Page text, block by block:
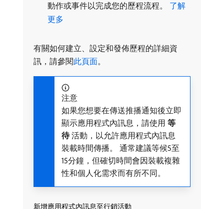
動作或事件以完成您的歷程流程。 了解
更多
有關如何建立、設定和發佈歷程的詳細資
訊，請參閱此頁面。
注意
如果您想要在傳送推播通知後立即
顯示應用程式內訊息，請使用​ 等
待​活動，以允許應用程式內訊息
裝載時間傳播。 通常建議等候5至
15分鐘，但確切時間會因裝載複雜
性和個人化需求而有所不同。
新增應用程式內訊息至行銷活動